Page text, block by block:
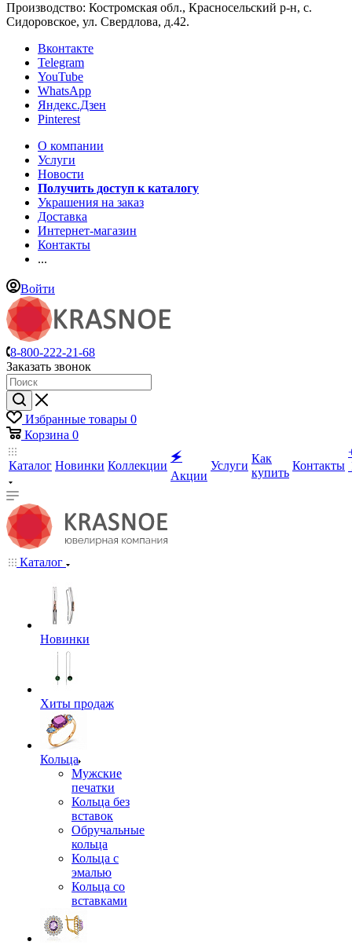
Производство: Костромская обл., Красносельский р-н, с.
Сидоровское, ул. Свердлова, д.42.
Вконтакте
Telegram
YouTube
WhatsApp
Яндекс.Дзен
Pinterest
О компании
Услуги
Новости
Получить доступ к каталогу
Украшения на заказ
Доставка
Интернет-магазин
Контакты
...
Войти
8-800-222-21-68
Заказать звонок
Избранные товары 0
Корзина 0
Каталог Новинки Коллекции
🗲
Акции
Услуги
Как
купить
Контакты
Каталог
Новинки
Хиты продаж
Кольца
Мужские
печатки
Кольца без
вставок
Обручальные
кольца
Кольца с
эмалью
Кольца со
вставками